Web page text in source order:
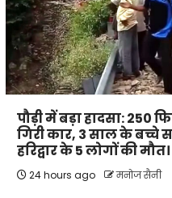
पौड़ी में बड़ा हादसा: 250
गिरी कार, 3 साल के बच्चे
हरिद्वार के 5 लोगों की मौत।
24 hours ago मनोज सैनी